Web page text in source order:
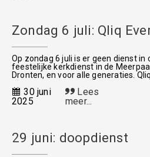
Zondag 6 juli: Qliq
Op zondag 6 juli is er geen dienst in
feestelijke kerkdienst in de
Dronten, en voor alle generaties.
30 juni
2025
Lees
meer...
29 juni: doopdienst